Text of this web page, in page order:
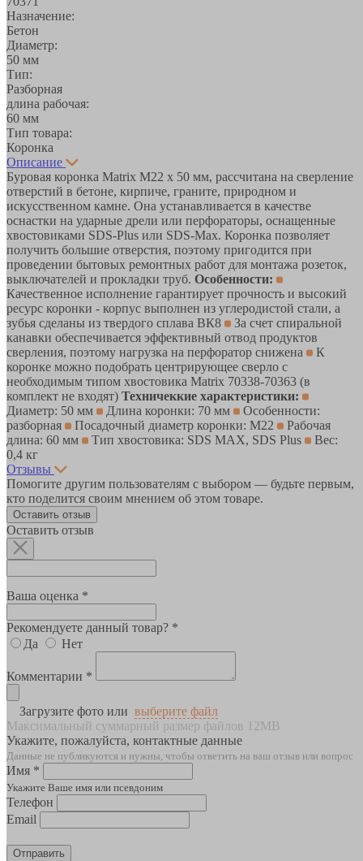
Назначение:
Бетон
Диаметр:
50 мм
Тип:
Разборная
длина рабочая:
60 мм
Тип товара:
Коронка
Описание
Буровая коронка Matrix M22 х 50 мм, рассчитана на сверление
отверстий в бетоне, кирпиче, граните, природном и
искусственном камне. Она устанавливается в качестве
оснастки на ударные дрели или перфораторы, оснащенные
хвостовиками SDS-Plus или SDS-Max. Коронка позволяет
получить большие отверстия, поэтому пригодится при
проведении бытовых ремонтных работ для монтажа розеток,
выключателей и прокладки труб. Особенности:
Качественное исполнение гарантирует прочность и высокий
ресурс коронки - корпус выполнен из углеродистой стали, а
зубья сделаны из твердого сплава ВК8
За счет спиральной
канавки обеспечивается эффективный отвод продуктов
сверления, поэтому нагрузка на перфоратор снижена
К
коронке можно подобрать центрирующее сверло с
необходимым типом хвостовика Matrix 70338-70363 (в
комплект не входят) Техничеккие характеристики:
Диаметр: 50 мм
Длина коронки: 70 мм
Особенности:
разборная
Посадочный диаметр коронки: M22
Рабочая
длина: 60 мм
Тип хвостовика: SDS MAX, SDS Plus
Вес:
0,4 кг
Отзывы
Помогите другим пользователям с выбором — будьте первым,
кто поделится своим мнением об этом товаре.
Оставить отзыв
Оставить отзыв
Ваша оценка *
Рекомендуете данный товар? *
Да
Нет
Комментарии *
Загрузите фото или выберите файл
Максимальный суммарный размер файлов 12MB
Укажите, пожалуйста, контактные данные
Данные не публикуются и нужны, чтобы ответить на ваш отзыв или вопрос
Имя *
Укажите Ваше имя или псевдоним
Телефон
Email
Отправить